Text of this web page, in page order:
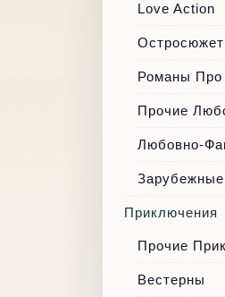
Love Action
Романы Про
Прочие
Любовно-
Приключения
Прочие
Вестерны